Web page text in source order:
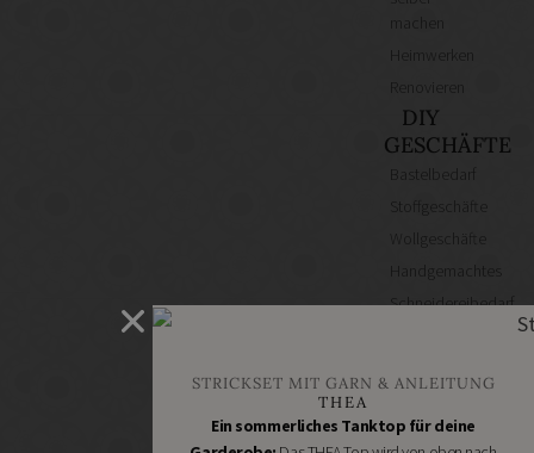
Heimwerken
DIY
GESCHÄFTE
Bastelbedarf
Stoffgeschäfte
Wollgeschäfte
Handgemachtes
Schneidereibedarf
Handarbeitszubehör
Online
Shops
STRICKSET MIT GARN & ANLEITUNG
THEA
Ein sommerliches Tanktop für deine